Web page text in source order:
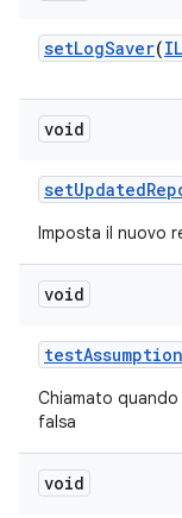
setLogSaver(
void
setUpdated
Imposta il nuovo
void
testAssumption
Chiamato
falsa
void